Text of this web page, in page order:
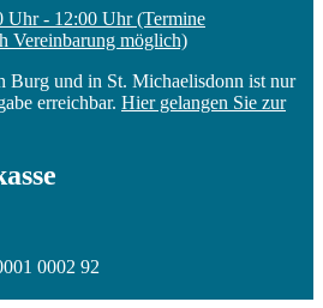
Uhr - 12:00 Uhr (Termine
Vereinbarung möglich)
Burg und in St. Michaelisdonn ist nur
erreichbar. Hier gelangen Sie zur
0002 92